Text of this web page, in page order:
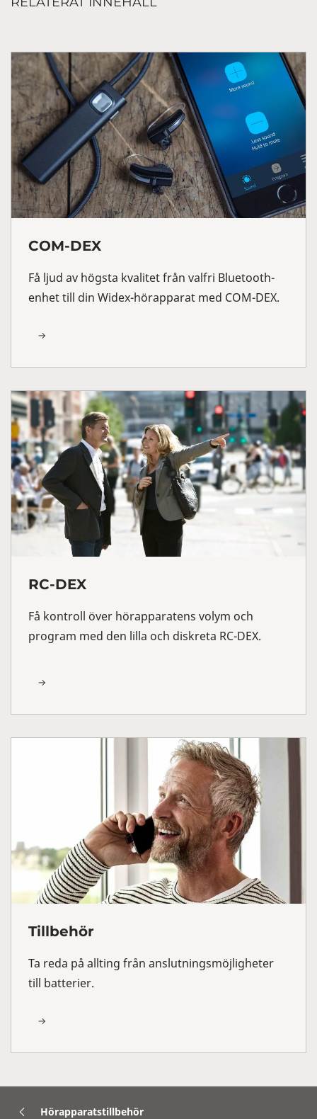
COM-DEX
Få ljud av högsta kvalitet från valfri Bluetooth-
enhet till din Widex-hörapparat med COM-DEX.
RC-DEX
Få kontroll över hörapparatens volym och
program med den lilla och diskreta RC-DEX.
Tillbehör
Ta reda på allting från anslutningsmöjligheter
till batterier.
Hörapparatstillbehör